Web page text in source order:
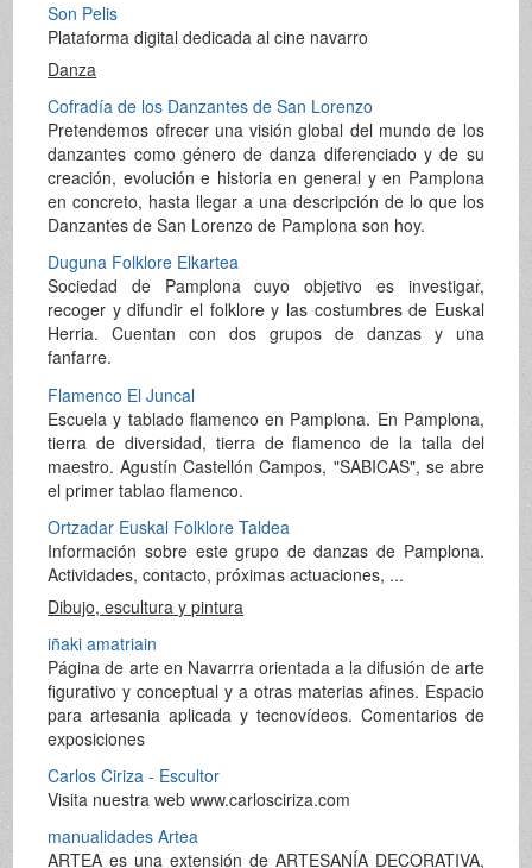
Son Pelis
Plataforma digital dedicada al cine navarro
Danza
Cofradía de los Danzantes de San Lorenzo
Pretendemos ofrecer una visión global del mundo de los
danzantes como género de danza diferenciado y de su
creación, evolución e historia en general y en Pamplona
en concreto, hasta llegar a una descripción de lo que los
Danzantes de San Lorenzo de Pamplona son hoy.
Duguna Folklore Elkartea
Sociedad de Pamplona cuyo objetivo es investigar,
recoger y difundir el folklore y las costumbres de Euskal
Herria. Cuentan con dos grupos de danzas y una
fanfarre.
Flamenco El Juncal
Escuela y tablado flamenco en Pamplona. En Pamplona,
tierra de diversidad, tierra de flamenco de la talla del
maestro. Agustín Castellón Campos, "SABICAS", se abre
el primer tablao flamenco.
Ortzadar Euskal Folklore Taldea
Información sobre este grupo de danzas de Pamplona.
Actividades, contacto, próximas actuaciones, ...
Dibujo, escultura y pintura
iñaki amatriain
Página de arte en Navarrra orientada a la difusión de arte
figurativo y conceptual y a otras materias afines. Espacio
para artesania aplicada y tecnovídeos. Comentarios de
exposiciones
Carlos Ciriza - Escultor
Visita nuestra web www.carlosciriza.com
manualidades Artea
ARTEA es una extensión de ARTESANÍA DECORATIVA,